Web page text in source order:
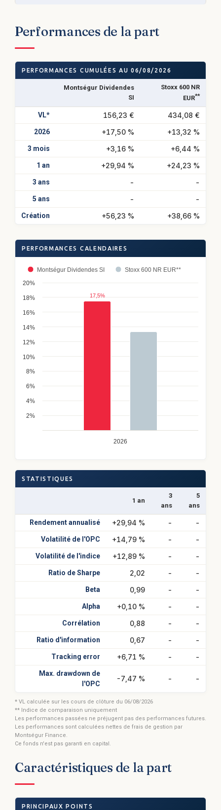
Performances de la part
PERFORMANCES CUMULÉES AU 06/08/2026
Montségur Dividendes
SI
Stoxx 600 NR
EUR**
VL* 156,23 € 434,08 €
2026 +17,50 % +13,32 %
3 mois +3,16 % +6,44 %
1 an +29,94 % +24,23 %
3 ans - -
5 ans - -
Création +56,23 % +38,66 %
PERFORMANCES CALENDAIRES
17,5%
Montségur Dividendes SI Stoxx 600 NR EUR**
2026
2%
4%
6%
8%
10%
12%
14%
16%
18%
20%
STATISTIQUES
1 an
3
ans
5
ans
Rendement annualisé +29,94 % - -
Volatilité de l'OPC +14,79 % - -
Volatilité de l'indice +12,89 % - -
Ratio de Sharpe 2,02 - -
Beta 0,99 - -
Alpha +0,10 % - -
Corrélation 0,88 - -
Ratio d'information 0,67 - -
Tracking error +6,71 % - -
Max. drawdown de
l'OPC
-7,47 % - -
* VL calculée sur les cours de clôture du 06/08/2026
** Indice de comparaison uniquement
Les performances passées ne préjugent pas des performances futures.
Les performances sont calculées nettes de frais de gestion par
Montségur Finance.
Ce fonds n'est pas garanti en capital.
Caractéristiques de la part
PRINCIPAUX POINTS